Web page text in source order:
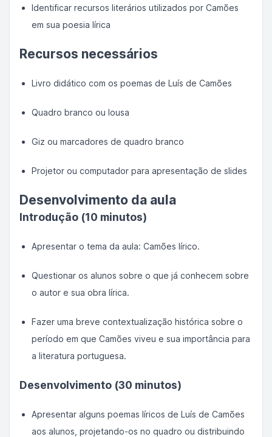
Identificar recursos literários utilizados por Camões
em sua poesia lírica
Recursos necessários
Livro didático com os poemas de Luís de Camões
Quadro branco ou lousa
Giz ou marcadores de quadro branco
Projetor ou computador para apresentação de slides
Desenvolvimento da aula
Introdução (10 minutos)
Apresentar o tema da aula: Camões lírico.
Questionar os alunos sobre o que já conhecem sobre
o autor e sua obra lírica.
Fazer uma breve contextualização histórica sobre o
período em que Camões viveu e sua importância para
a literatura portuguesa.
Desenvolvimento (30 minutos)
Apresentar alguns poemas líricos de Luís de Camões
aos alunos, projetando-os no quadro ou distribuindo